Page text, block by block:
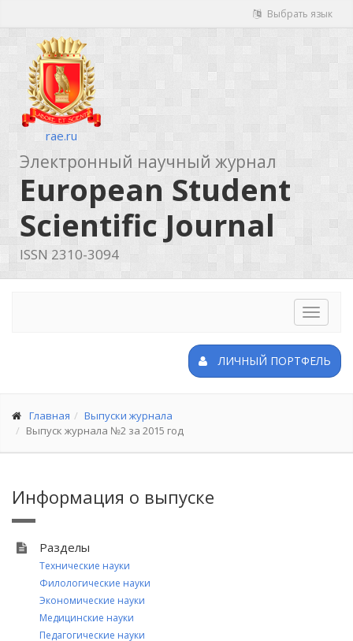
Выбрать язык
rae.ru
Электронный научный журнал
European Student
Scientific Journal
ISSN 2310-3094
Toggle
ЛИЧНЫЙ ПОРТФЕЛЬ
Главная
Выпуски журнала
Выпуск журнала №2 за 2015 год
Информация о выпуске
Разделы
Технические науки
Филологические науки
Экономические науки
Медицинские науки
Педагогические науки